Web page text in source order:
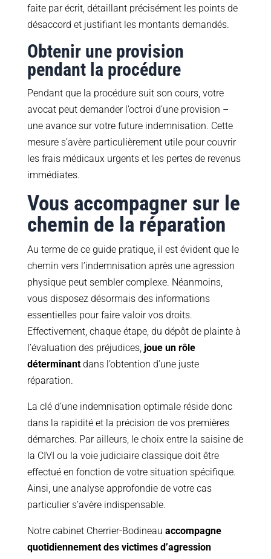
faite par écrit, détaillant précisément les points de
désaccord et justifiant les montants demandés.
Obtenir une provision
pendant la procédure
Pendant que la procédure suit son cours, votre
avocat peut demander l’octroi d’une provision –
une avance sur votre future indemnisation. Cette
mesure s’avère particulièrement utile pour couvrir
les frais médicaux urgents et les pertes de revenus
immédiates.
Vous accompagner sur le
chemin de la réparation
Au terme de ce guide pratique, il est évident que le
chemin vers l’indemnisation après une agression
physique peut sembler complexe. Néanmoins,
vous disposez désormais des informations
essentielles pour faire valoir vos droits.
Effectivement, chaque étape, du dépôt de plainte à
l’évaluation des préjudices, joue un rôle
déterminantdans l’obtention d’une juste
réparation.
La clé d’une indemnisation optimale réside donc
dans la rapidité et la précision de vos premières
démarches. Par ailleurs, le choix entre la saisine de
la CIVI ou la voie judiciaire classique doit être
effectué en fonction de votre situation spécifique.
Ainsi, une analyse approfondie de votre cas
particulier s’avère indispensable.
Notre cabinet Cherrier-Bodineau accompagne
quotidiennement des victimes d’agression